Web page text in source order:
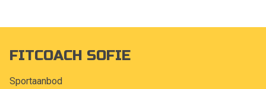
FITCOACH SOFIE
Sportaanbod